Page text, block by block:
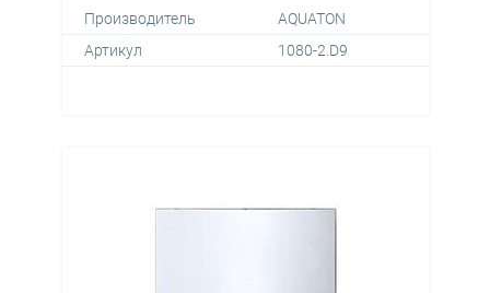
Производитель
AQUATON
Артикул
1080-2.D9